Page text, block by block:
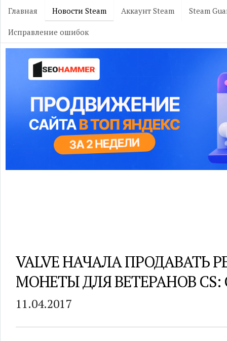
Главная Новости Steam Аккаунт Steam Steam
Исправление ошибок
VALVE НАЧАЛА ПРОДАВАТЬ
МОНЕТЫ ДЛЯ ВЕТЕРАНОВ CS:
11.04.2017